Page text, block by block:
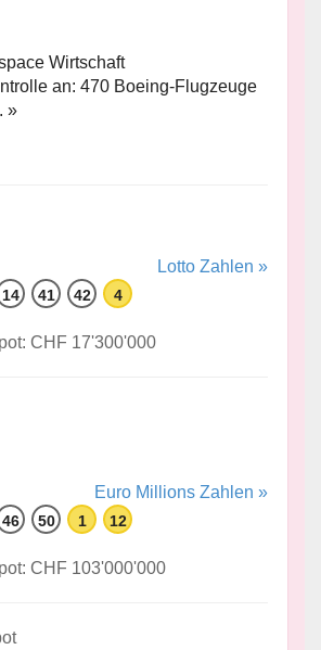
an: 470 Boeing-Flugzeuge
»
Lotto Zahlen »
14 41 42 4
CHF 17'300'000
Euro Millions Zahlen »
46 50 1 12
CHF 103'000'000